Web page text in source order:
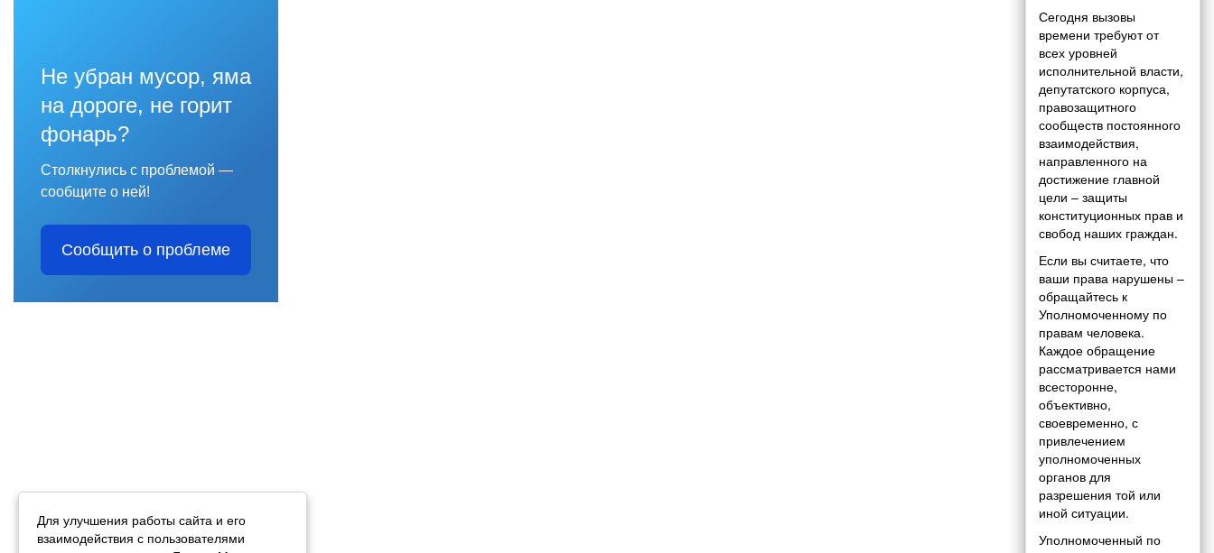
Не убран мусор, яма
на дороге, не горит
фонарь?
Столкнулись с проблемой —
сообщите о ней!
Сообщить о проблеме
Сегодня вызовы
времени требуют от
всех уровней
исполнительной власти,
депутатского корпуса,
правозащитного
сообществ постоянного
взаимодействия,
направленного на
достижение главной
цели – защиты
конституционных прав и
свобод наших граждан.
Если вы считаете, что
ваши права нарушены –
обращайтесь к
Уполномоченному по
правам человека.
Каждое обращение
рассматривается нами
всесторонне,
объективно,
своевременно, с
привлечением
уполномоченных
органов для
разрешения той или
иной ситуации.
Уполномоченный по
Для улучшения работы сайта и его
взаимодействия с пользователями